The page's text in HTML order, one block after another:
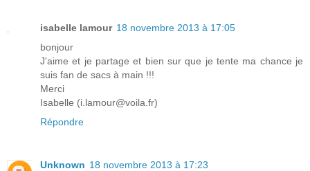
isabelle lamour 18 novembre 2013 à 17:05
bonjour
J'aime et je partage et bien sur que je tente ma chance je
suis fan de sacs à main !!!
Merci
Isabelle (i.lamour@voila.fr)
Répondre
Unknown 18 novembre 2013 à 17:23